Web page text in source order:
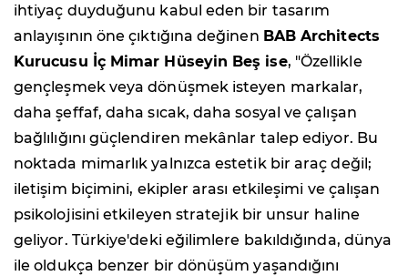
ihtiyaç duyduğunu kabul eden bir tasarım
anlayışının öne çıktığına değinen BAB Architects
Kurucusu İç Mimar Hüseyin Beş ise, "Özellikle
gençleşmek veya dönüşmek isteyen markalar,
daha şeffaf, daha sıcak, daha sosyal ve çalışan
bağlılığını güçlendiren mekânlar talep ediyor. Bu
noktada mimarlık yalnızca estetik bir araç değil;
iletişim biçimini, ekipler arası etkileşimi ve çalışan
psikolojisini etkileyen stratejik bir unsur haline
geliyor. Türkiye'deki eğilimlere bakıldığında, dünya
ile oldukça benzer bir dönüşüm yaşandığını